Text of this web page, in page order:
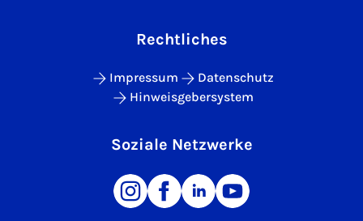
Rechtliches
Impressum
Datenschutz
Hinweisgebersystem
Soziale Netzwerke